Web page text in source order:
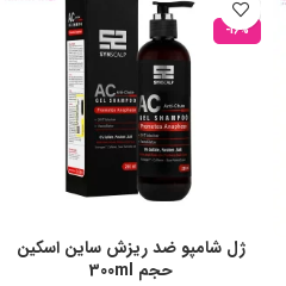
-16%
ژل شامپو ضد ریزش ساین اسکین
حجم 300ml